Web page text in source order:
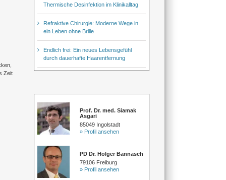
Zeit
Thermische Desinfektion im Klinikalltag
Refraktive Chirurgie: Moderne Wege in
ein Leben ohne Brille
Endlich frei: Ein neues Lebensgefühl
durch dauerhafte Haarentfernung
Prof. Dr. med. Siamak
Asgari
85049 Ingolstadt
» Profil ansehen
PD Dr. Holger Bannasch
79106 Freiburg
» Profil ansehen